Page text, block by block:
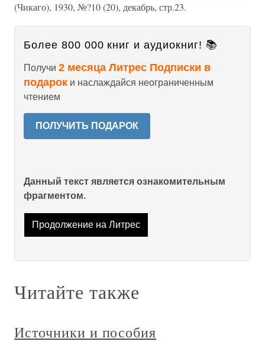
(Чикаго), 1930, №?10 (20), декабрь, стр.23.
Более 800 000 книг и аудиокниг! 📚
Получи 2 месяца Литрес Подписки в
подарок и наслаждайся неограниченным
чтением
ПОЛУЧИТЬ ПОДАРОК
Данный текст является ознакомительным
фрагментом.
Продолжение на Литрес
Читайте также
Источники и пособия